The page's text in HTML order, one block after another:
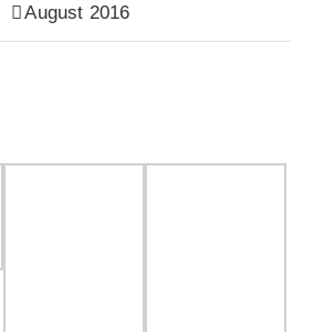
August 2016